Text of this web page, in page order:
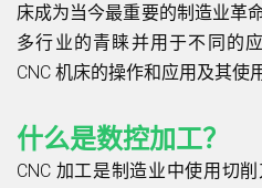
床成为当今最重要的制造业革
多行业的青睐并用于不同的
CNC 机床的操作和应用及其使
什么是数控加工？
CNC 加工是制造业中使用切